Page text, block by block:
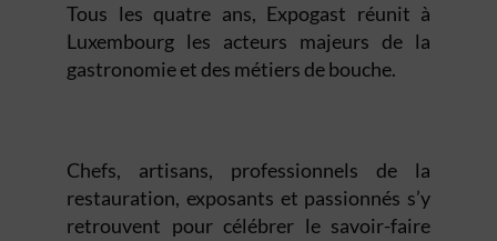
Tous les quatre ans, Expogast réunit à
Luxembourg les acteurs majeurs de la
gastronomie et des métiers de bouche.
Chefs, artisans, professionnels de la
restauration, exposants et passionnés s’y
retrouvent pour célébrer le savoir-faire